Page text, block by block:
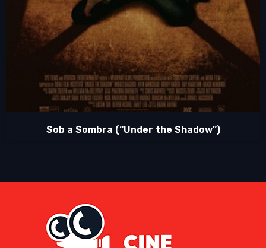
Sob a Sombra (“Under the Shadow”)